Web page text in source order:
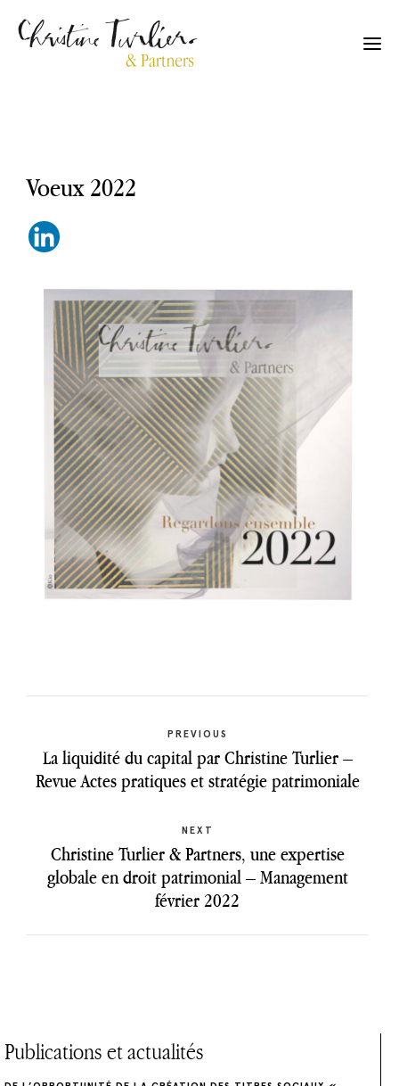
Voeux 2022
n
PREVIOUS
post:
La liquidité du capital par Christine Turlier –
Revue Actes pratiques et stratégie patrimoniale
NEXT
post:
Christine Turlier & Partners, une expertise
globale en droit patrimonial – Management
février 2022
Publications et actualités